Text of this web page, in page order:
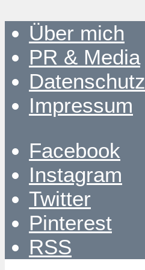
Über mich
PR & Media
Datenschutz
Impressum
Facebook
Instagram
Twitter
Pinterest
RSS